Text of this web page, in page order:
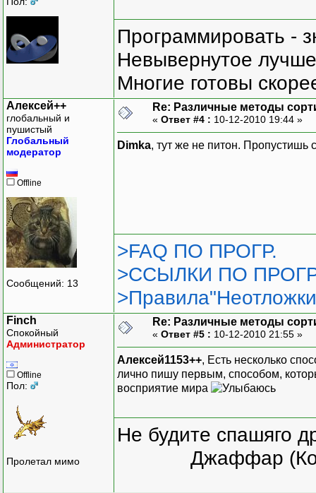
Программировать -
Невывернутое
Многие готовы
Алексей++
глобальный и
пушистый
Глобальный
модератор
Offline
Сообщений: 13
Re: Различные методы
« Ответ #4 : 10-12-2010 19:44 »
Dimka, тут же не питон. Пропустишь
>FAQ ПО ПРОГР.
>ССЫЛКИ ПО
Finch
Спокойный
Администратор
Offline
Пол:
Пролетал мимо
Re: Различные методы
« Ответ #5 : 10-12-2010 21:55 »
Алексей1153++, Есть несколько
лично пишу первым, способом,
восприятие мира
Не будите спашяго
Джаффар